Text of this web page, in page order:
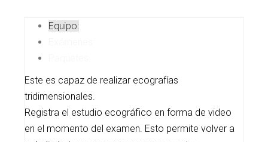
Equipo:
Este es capaz de realizar ecografías
tridimensionales.
Registra el estudio ecográfico en forma de video
en el momento del examen. Esto permite volver a